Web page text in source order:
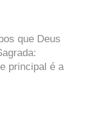
que Deus
principal é a